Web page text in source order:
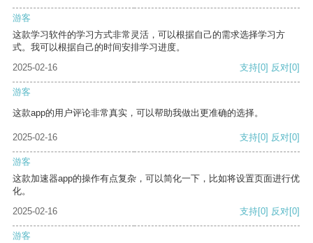
游客
这款学习软件的学习方式非常灵活，可以根据自己的需求选择学习方
式。我可以根据自己的时间安排学习进度。
2025-02-16
支持[0] 反对[0]
游客
这款app的用户评论非常真实，可以帮助我做出更准确的选择。
2025-02-16 支持[0] 反对[0]
游客
这款加速器app的操作有点复杂，可以简化一下，比如将设置页面进行优
化。
2025-02-16
支持[0] 反对[0]
游客